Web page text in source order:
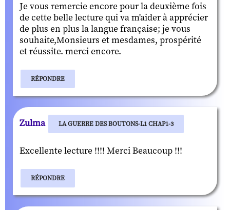
Je vous remercie encore pour la deuxième fois
de cette belle lecture qui va m'aider à apprécier
de plus en plus la langue française; je vous
souhaite,Monsieurs et mesdames, prospérité
et réussite. merci encore.
RÉPONDRE
Zulma LA GUERRE DES BOUTONS-L1 CHAP1-3
Excellente lecture !!!! Merci Beaucoup !!!
RÉPONDRE